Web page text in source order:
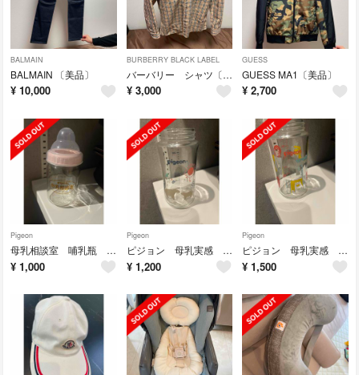
BALMAIN
BALMAIN 〔美品〕
¥ 10,000
BURBERRY BLACK LABEL
バーバリー シャツ〔美品〕
¥ 3,000
GUESS
GUESS MA1〔美品〕
¥ 2,700
Pigeon
母乳相談室 哺乳瓶 〔美品〕
¥ 1,000
Pigeon
ピジョン 母乳実感 哺乳瓶〔美品〕
¥ 1,200
Pigeon
ピジョン 母乳実感 哺乳瓶 〔美品〕
¥ 1,500